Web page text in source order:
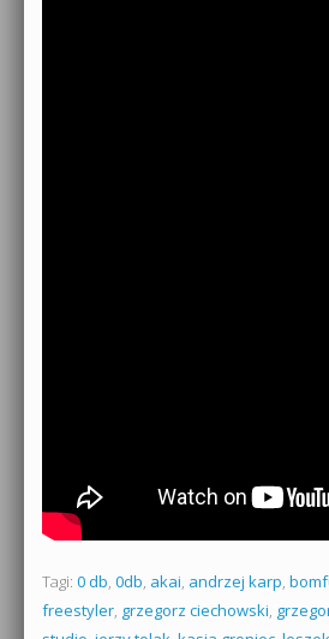
Tagi: 0 db, 0db, akai, andrzej karp,
freestyler, grzegorz ciechowski,